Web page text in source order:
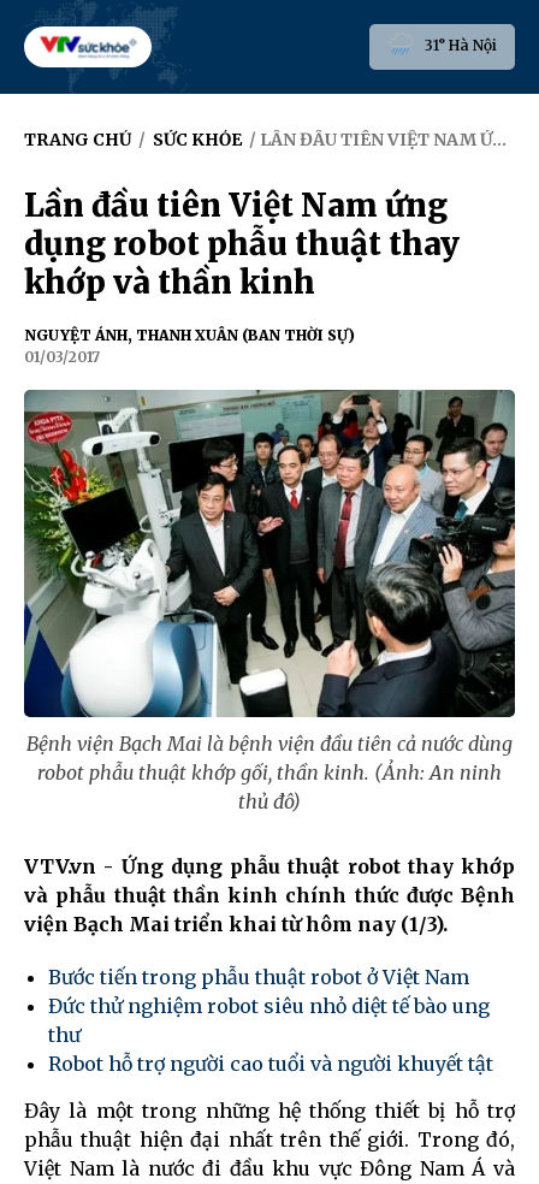
31° Hà Nội
TRANG CHỦ / SỨC KHỎE / LẦN ĐẦU TIÊN VIỆT NAM ỨNG DỤNG ROBOT PHẪU THUẬT THAY KHỚP VÀ THẦN KINH
Lần đầu tiên Việt Nam ứng
dụng robot phẫu thuật thay
khớp và thần kinh
NGUYỆT ÁNH, THANH XUÂN (BAN THỜI SỰ)
01/03/2017
Bệnh viện Bạch Mai là bệnh viện đầu tiên cả nước dùng
robot phẫu thuật khớp gối, thần kinh. (Ảnh: An ninh
thủ đô)
VTV.vn - Ứng dụng phẫu thuật robot thay khớp
và phẫu thuật thần kinh chính thức được Bệnh
viện Bạch Mai triển khai từ hôm nay (1/3).
Bước tiến trong phẫu thuật robot ở Việt Nam
Đức thử nghiệm robot siêu nhỏ diệt tế bào ung
thư
Robot hỗ trợ người cao tuổi và người khuyết tật
Đây là một trong những hệ thống thiết bị hỗ trợ
phẫu thuật hiện đại nhất trên thế giới. Trong đó,
Việt Nam là nước đi đầu khu vực Đông Nam Á và